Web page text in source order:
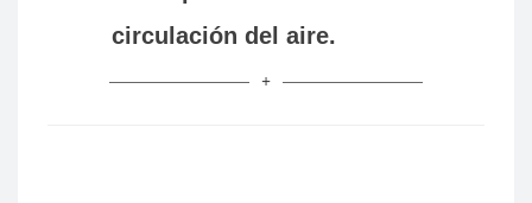
circulación del aire.